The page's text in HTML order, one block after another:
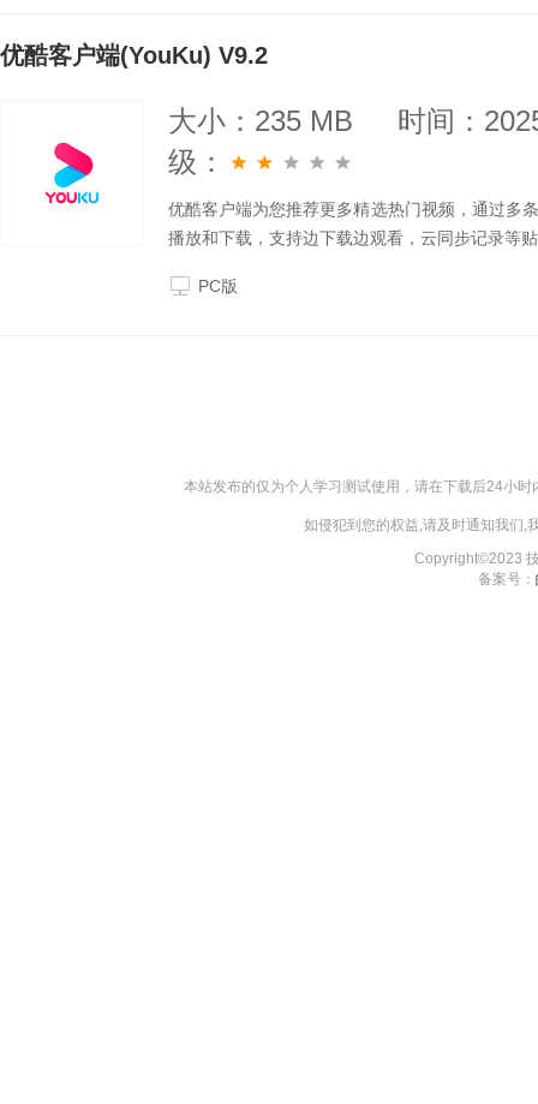
优酷客户端(YouKu) V9.2
大小：235 MB
时间：
级：
优酷客户端为您推荐更多精选热门视频，通过多
播放和下载，支持边下载边观看，云同步记录等
PC版
本站发布的仅为个人学习测试使用，请在下载后24小
如侵犯到您的权益,请及时通知我们,
Copyright©2023
备案号：